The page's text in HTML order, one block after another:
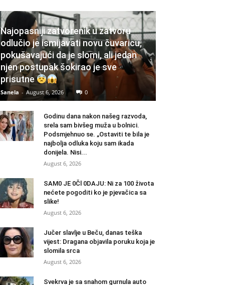
Najopasniji zatvorenik u zatvoru
odlučio je ismijavati novu čuvaricu,
pokušavajući da je slomi, ali jedan
njen postupak šokirao je sve
prisutne
Sanela - August 6, 2026 0
Godinu dana nakon našeg razvoda,
srela sam bivšeg muža u bolnici.
Podsmjehnuo se. „Ostaviti te bila je
najbolja odluka koju sam ikada
donijela. Nisi...
August 6, 2026
SAM0 JE 0Čl 0DAJU: Ni za 100 života
nećete pogoditi ko je pjevačica sa
slike!
August 6, 2026
Jučer slavlje u Beču, danas teška
vijest: Dragana objavila poruku koja je
slomila srca
August 6, 2026
Svekrva je sa snahom gurnula auto